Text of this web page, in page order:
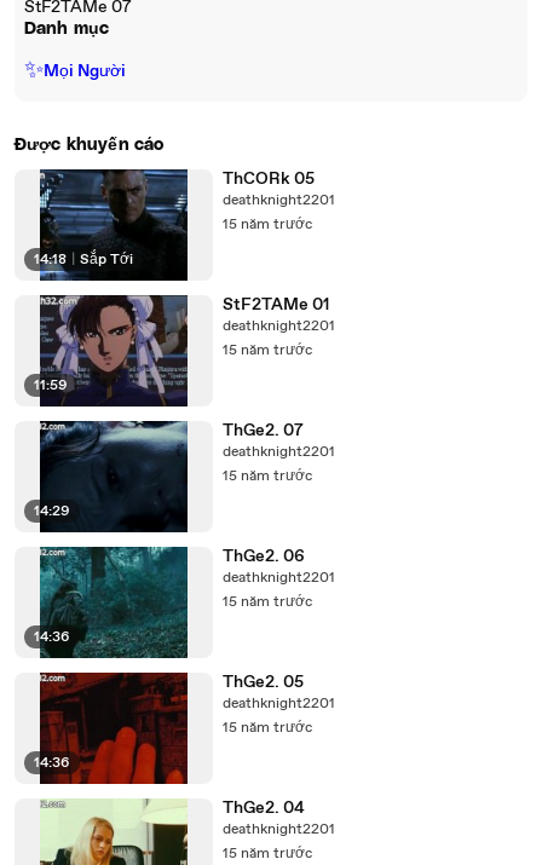
StF2TAMe 07
Danh mục
✨Mọi Người
Được khuyến cáo
14:18 Sắp Tới
ThCORk 05
deathknight2201
15 năm trước
11:59
StF2TAMe 01
deathknight2201
15 năm trước
14:29
ThGe2. 07
deathknight2201
15 năm trước
14:36
ThGe2. 06
deathknight2201
15 năm trước
14:36
ThGe2. 05
deathknight2201
15 năm trước
ThGe2. 04
deathknight2201
15 năm trước